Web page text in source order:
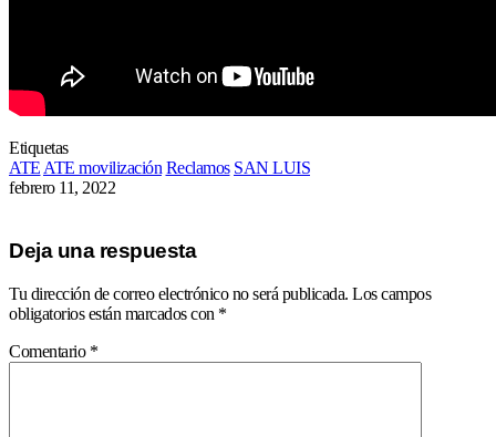
Etiquetas
ATE ATE movilización Reclamos SAN LUIS
febrero 11, 2022
Deja una respuesta
Tu dirección de correo electrónico no será publicada. Los campos
obligatorios están marcados con *
Comentario *